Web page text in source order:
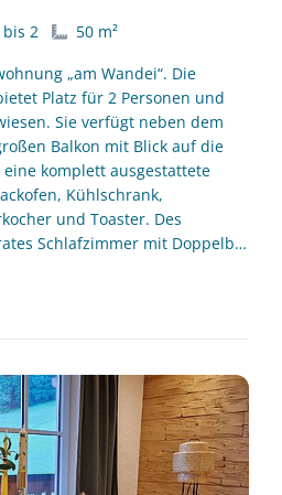
bis 2
50 m²
„am Wandei“. Die
Platz für 2 Personen und
Sie verfügt neben dem
Balkon mit Blick auf die
eine komplett ausgestattete
Kühlschrank,
und Toaster. Des
Schlafzimmer mit Doppelb…